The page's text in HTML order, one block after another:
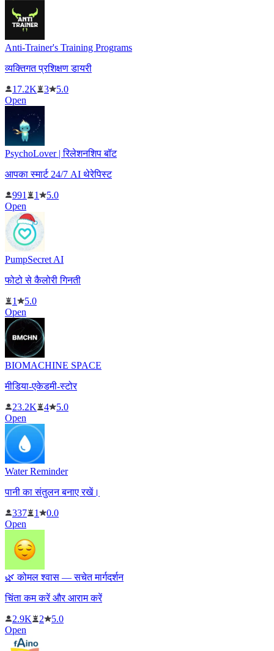
Anti-Trainer's Training Programs
व्यक्तिगत प्रशिक्षण डायरी
17.2K
3
5.0
Open
PsychoLover | रिलेशनशिप बॉट
आपका स्मार्ट 24/7 AI थेरेपिस्ट
991
1
5.0
Open
PumpSecret AI
फोटो से कैलोरी गिनती
1
5.0
Open
BIOMACHINE SPACE
मीडिया-एकेडमी-स्टोर
23.2K
4
5.0
Open
Water Reminder
पानी का संतुलन बनाए रखें।
337
1
0.0
Open
🌿 कोमल श्वास — सचेत मार्गदर्शन
चिंता कम करें और आराम करें
2.9K
2
5.0
Open